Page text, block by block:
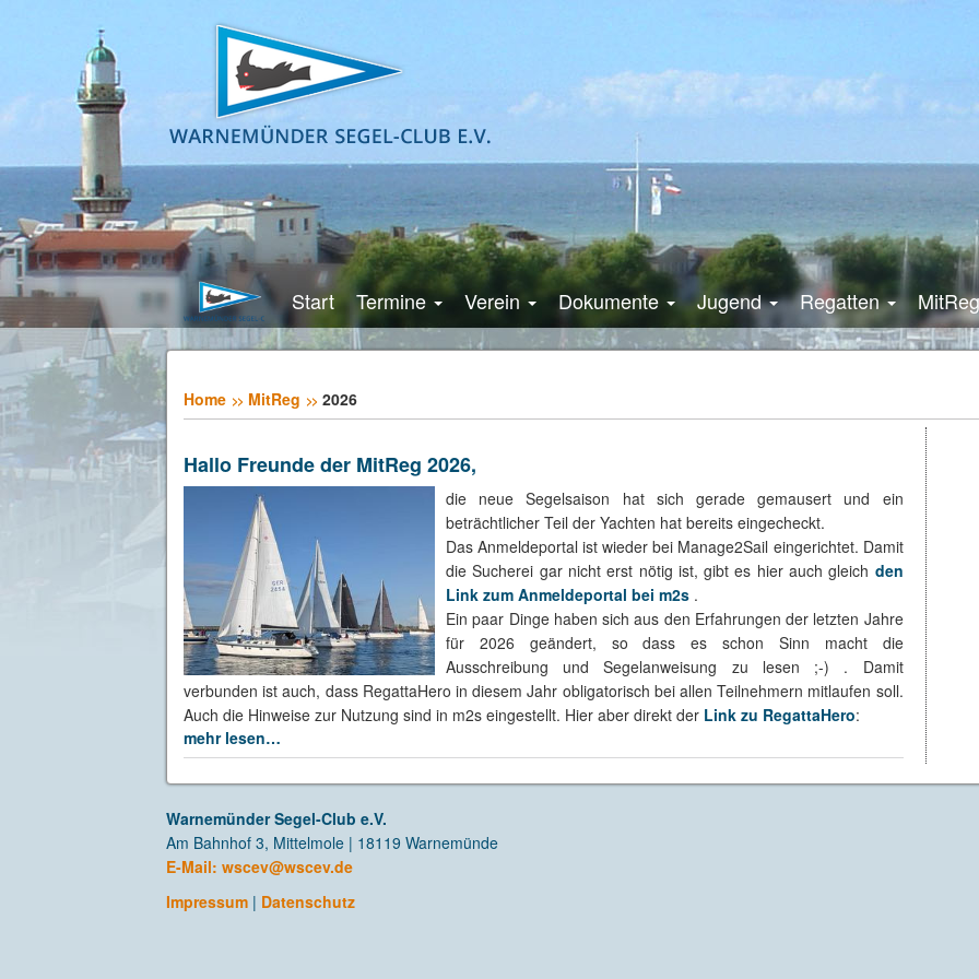
Start Termine Verein Dokumente Jugend Regatten
Home MitReg 2026
Hallo Freunde der MitReg 2026,
die neue Segelsaison hat sich gerade gemausert und ein
beträchtlicher Teil der Yachten hat bereits eingecheckt.
Das Anmeldeportal ist wieder bei Manage2Sail eingerichtet. Damit
die Sucherei gar nicht erst nötig ist, gibt es hier auch gleich den
Link zum Anmeldeportal bei m2s .
Ein paar Dinge haben sich aus den Erfahrungen der letzten Jahre
für 2026 geändert, so dass es schon Sinn macht die
Ausschreibung und Segelanweisung zu lesen ;-) . Damit
verbunden ist auch, dass RegattaHero in diesem Jahr obligatorisch bei allen Teilnehmern mitlaufen soll.
Auch die Hinweise zur Nutzung sind in m2s eingestellt. Hier aber direkt der Link zu RegattaHero:
mehr lesen…
Warnemünder Segel-Club e.V.
Am Bahnhof 3, Mittelmole | 18119 Warnemünde
E-Mail: wscev@wscev.de
Impressum | Datenschutz